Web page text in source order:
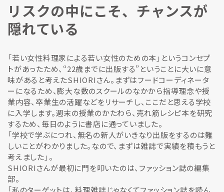
リスクの中にこそ、チャンスが
隠れている
「若い女性料理家による若い女性のための本」というコンセプ
トがあったため、“22歳までに出版する”ということに大いに意
味があると考えたSHIORIさん。まずはフードコーディネータ
ーになるため、膨大な数のスクールのなかから指導理念や授
業内容、卒業生の活躍などをリサーチし、ここだと思える学校
に入学します。週末の授業のかたわら、売れ筋レシピ本を研究
するため、毎日のように書店に通っていました。
「学校で学ぶにつれ、無名の新人がいきなり出版をするのは難
しいことがわかりました。なので、まずは雑誌で実績を積もうと
考えました」。
SHIORIさんが最初に門を叩いたのは、ファッション誌の編集
部。
「私のターゲットは、料理雑誌じゃなくてファッション誌を読ん